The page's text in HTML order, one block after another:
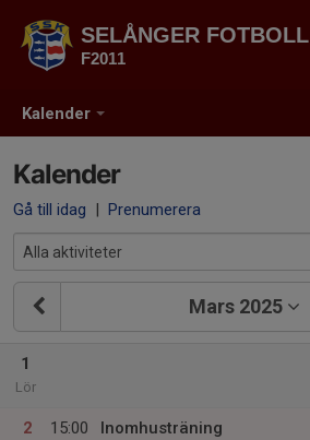
Kalender
SELÅNGER FOTBOLL
F2011
Kalender
Gå till idag | Prenumerera
Mars 2025
1
Lör
2
15:00
Inomhusträning